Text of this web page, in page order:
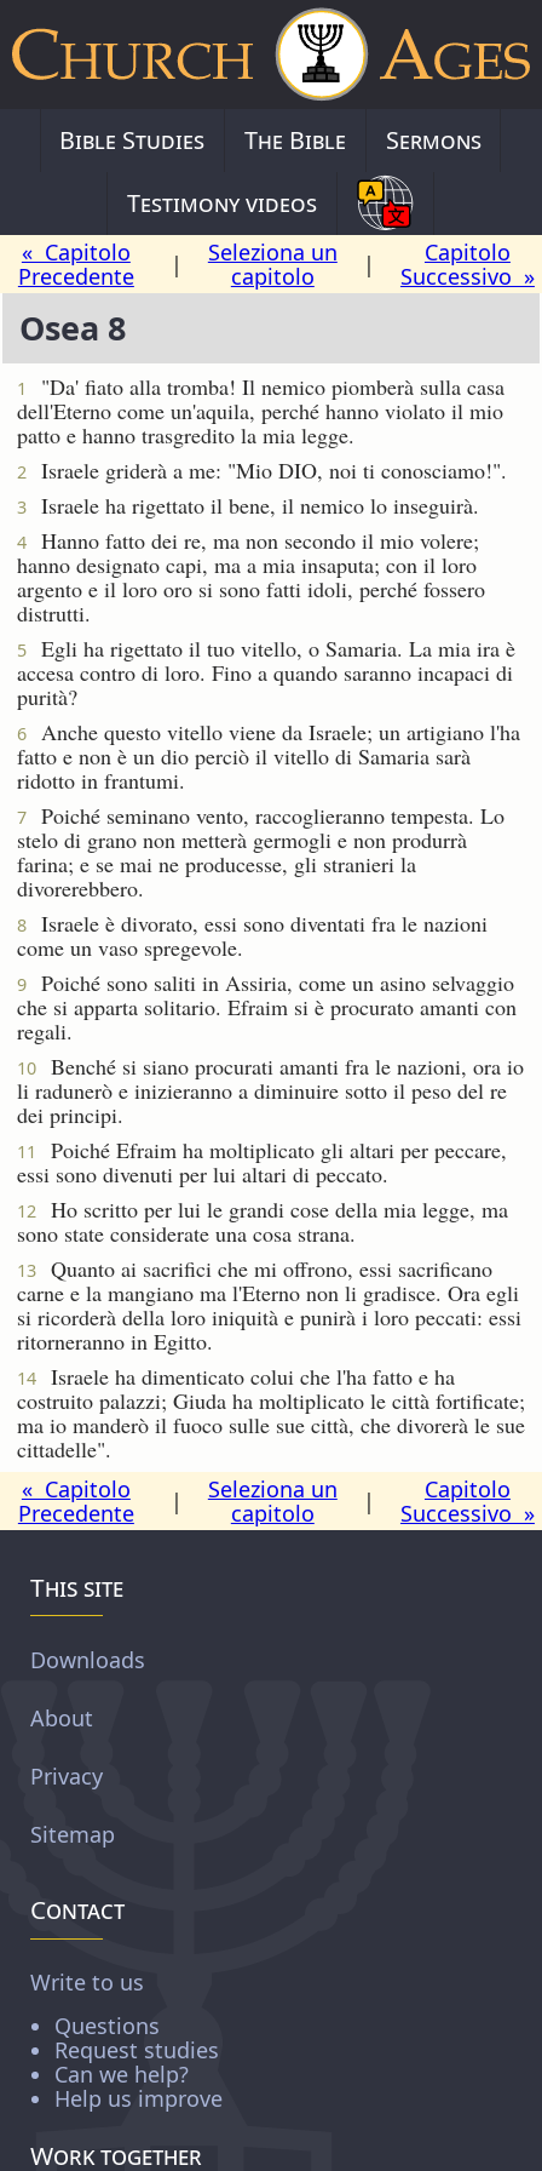
Bible Studies The Bible
Sermons
Testimony videos
« Capitolo
Precedente
|
Seleziona un
capitolo
|
Capitolo
Successivo »
Osea 8
1
"Da' fiato alla tromba! Il nemico piomberà sulla casa
dell'Eterno come un'aquila, perché hanno violato il mio
patto e hanno trasgredito la mia legge.
2 Israele griderà a me: "Mio DIO, noi ti conosciamo!".
3 Israele ha rigettato il bene, il nemico lo inseguirà.
4
Hanno fatto dei re, ma non secondo il mio volere;
hanno designato capi, ma a mia insaputa; con il loro
argento e il loro oro si sono fatti idoli, perché fossero
distrutti.
5
Egli ha rigettato il tuo vitello, o Samaria. La mia ira è
accesa contro di loro. Fino a quando saranno incapaci di
purità?
6
Anche questo vitello viene da Israele; un artigiano l'ha
fatto e non è un dio perciò il vitello di Samaria sarà
ridotto in frantumi.
7
Poiché seminano vento, raccoglieranno tempesta. Lo
stelo di grano non metterà germogli e non produrrà
farina; e se mai ne producesse, gli stranieri la
divorerebbero.
8
Israele è divorato, essi sono diventati fra le nazioni
come un vaso spregevole.
9
Poiché sono saliti in Assiria, come un asino selvaggio
che si apparta solitario. Efraim si è procurato amanti con
regali.
10
Benché si siano procurati amanti fra le nazioni, ora io
li radunerò e inizieranno a diminuire sotto il peso del re
dei principi.
11
Poiché Efraim ha moltiplicato gli altari per peccare,
essi sono divenuti per lui altari di peccato.
12
Ho scritto per lui le grandi cose della mia legge, ma
sono state considerate una cosa strana.
13
Quanto ai sacrifici che mi offrono, essi sacrificano
carne e la mangiano ma l'Eterno non li gradisce. Ora egli
si ricorderà della loro iniquità e punirà i loro peccati: essi
ritorneranno in Egitto.
14
Israele ha dimenticato colui che l'ha fatto e ha
costruito palazzi; Giuda ha moltiplicato le città fortificate;
ma io manderò il fuoco sulle sue città, che divorerà le sue
cittadelle".
« Capitolo
Precedente
|
Seleziona un
capitolo
|
Capitolo
Successivo »
This site
Downloads
About
Privacy
Sitemap
Contact
Write to us
Questions
Request studies
Can we help?
Help us improve
Work together